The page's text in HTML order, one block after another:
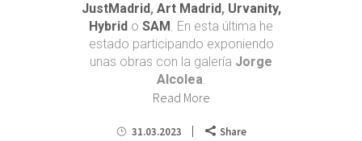
JustMadrid, Art Madrid, Urvanity,
Hybrid o SAM. En esta última he
estado participando exponiendo
unas obras con la galería Jorge
Alcolea.
Read More
31.03.2023 Share